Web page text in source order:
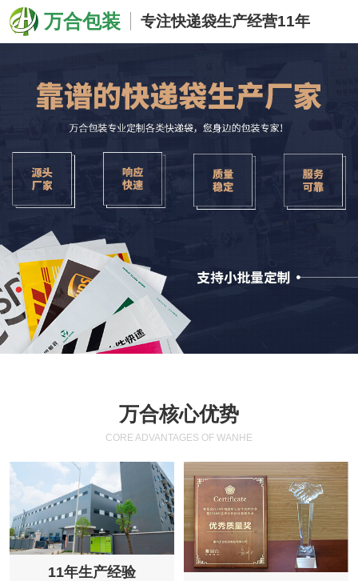
万合包装 专注快递袋生产经营11年
万合核心优势
CORE ADVANTAGES OF WANHE
11年生产经验